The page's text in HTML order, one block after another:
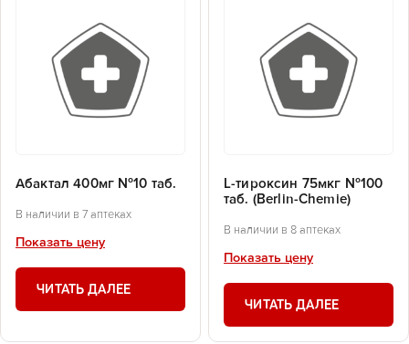
Абактал 400мг №10 таб.
В наличии в 7 аптеках
Показать цену
ЧИТАТЬ ДАЛЕЕ
L-тироксин 75мкг №100
таб. (Berlin-Chemie)
В наличии в 8 аптеках
Показать цену
ЧИТАТЬ ДАЛЕЕ